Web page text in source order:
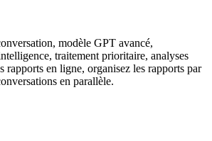
modèle GPT avancé,
traitement prioritaire, analyses
rapports en ligne, organisez les rapports par
en parallèle.